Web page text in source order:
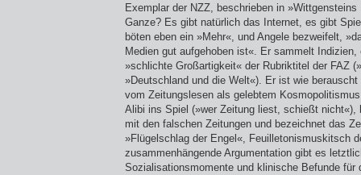
Exemplar der NZZ, beschrieben in
Ganze? Es gibt natürlich das Internet, es gibt
böten eben ein »Mehr«, und Angele bezweifelt,
Medien gut aufgehoben ist«. Er sammelt
»schlichte Großartigkeit« der Rubriktitel der FAZ
»Deutschland und die Welt«). Er ist wie
vom Zeitungslesen als gelebtem
Alibi ins Spiel (»wer Zeitung liest, schießt nicht«),
mit den falschen Zeitungen und bezeichnet das
»Flügelschlag der Engel«, Feuilletonismus­kitsch
zusammenhängende Argumentation gibt es
Sozialisationsmomente und klinische Befunde für